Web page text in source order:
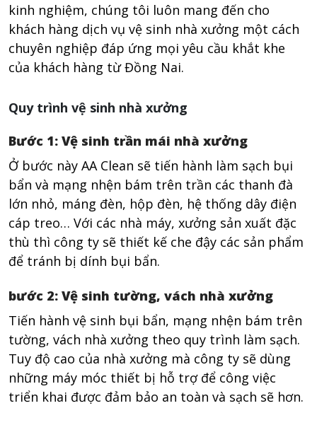
kinh nghiệm, chúng tôi luôn mang đến cho
khách hàng dịch vụ vệ sinh nhà xưởng một cách
chuyên nghiệp đáp ứng mọi yêu cầu khắt khe
của khách hàng từ Đồng Nai.
Quy trình vệ sinh nhà xưởng
Bước 1: Vệ sinh trần mái nhà xưởng
Ở bước này AA Clean sẽ tiến hành làm sạch bụi
bẩn và mạng nhện bám trên trần các thanh đà
lớn nhỏ, máng đèn, hộp đèn, hệ thống dây điện
cáp treo… Với các nhà máy, xưởng sản xuất đặc
thù thì công ty sẽ thiết kế che đậy các sản phẩm
để tránh bị dính bụi bẩn.
bước 2: Vệ sinh tường, vách nhà xưởng
Tiến hành vệ sinh bụi bẩn, mạng nhện bám trên
tường, vách nhà xưởng theo quy trình làm sạch.
Tuy độ cao của nhà xưởng mà công ty sẽ dùng
những máy móc thiết bị hỗ trợ để công việc
triển khai được đảm bảo an toàn và sạch sẽ hơn.